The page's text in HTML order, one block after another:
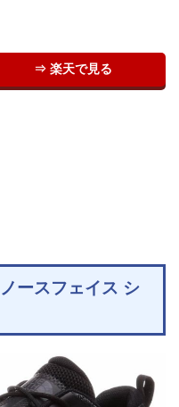
⇒ 楽天で見る
ースフェイス シ